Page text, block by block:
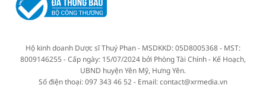
Hộ kinh doanh Dược sĩ Thuý Phan - MSDKKD: 05D8005368 - MST:
8009146255 - Cấp ngày: 15/07/2024 bởi Phòng Tài Chính - Kế Hoạch,
UBND huyện Yên Mỹ, Hưng Yên.
Số điện thoại: 097 343 46 52 - Email: contact@xrmedia.vn